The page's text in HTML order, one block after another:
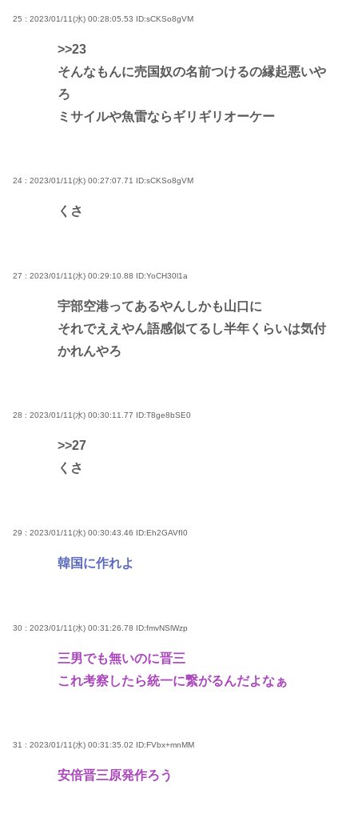
25 : 2023/01/11(水) 00:28:05.53 ID:sCKSo8gVM
>>23
そんなもんに売国奴の名前つけるの縁起悪いや
ろ
ミサイルや魚雷ならギリギリオーケー
24 : 2023/01/11(水) 00:27:07.71 ID:sCKSo8gVM
くさ
27 : 2023/01/11(水) 00:29:10.88 ID:YoCH30l1a
宇部空港ってあるやんしかも山口に
それでええやん語感似てるし半年くらいは気付
かれんやろ
28 : 2023/01/11(水) 00:30:11.77 ID:T8ge8bSE0
>>27
くさ
29 : 2023/01/11(水) 00:30:43.46 ID:Eh2GAVfI0
韓国に作れよ
30 : 2023/01/11(水) 00:31:26.78 ID:fmvNSlWzp
三男でも無いのに晋三
これ考察したら統一に繋がるんだよなぁ
31 : 2023/01/11(水) 00:31:35.02 ID:FVbx+mnMM
安倍晋三原発作ろう